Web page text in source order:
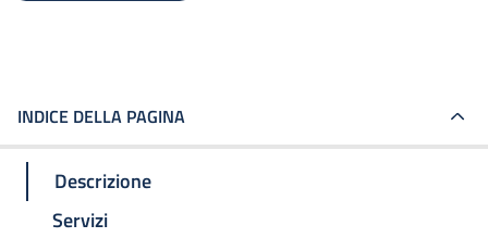
INDICE DELLA PAGINA
Descrizione
Servizi